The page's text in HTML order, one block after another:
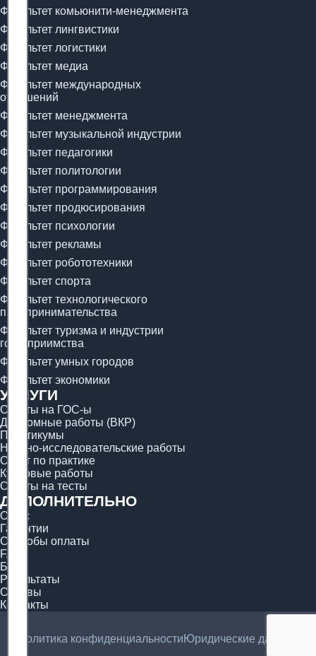
Факультет комьюнити-менеджмента
Факультет лингвистики
Факультет логистики
Факультет медиа
Факультет международных
отношений
Факультет менеджмента
Факультет музыкальной индустрии
Факультет педагогики
Факультет политологии
Факультет программирования
Факультет продюсирования
Факультет психологии
Факультет рекламы
Факультет робототехники
Факультет спорта
Факультет технологического
предпринимательства
Факультет туризма и индустрии
гостеприимства
Факультет умных городов
Факультет экономики
УСЛУГИ
Ответы на ГОС-ы
Дипломные работы (ВКР)
Практикумы
Научно-исследовательские работы
Отчёт по практике
Курсовые работы
Ответы на тесты
ДОПОЛНИТЕЛЬНО
О нас
Гарантии
Способы оплаты
FAQ
Блог
Результаты
Отзывы
Контакты
Политика конфиденциальности Юридические данные